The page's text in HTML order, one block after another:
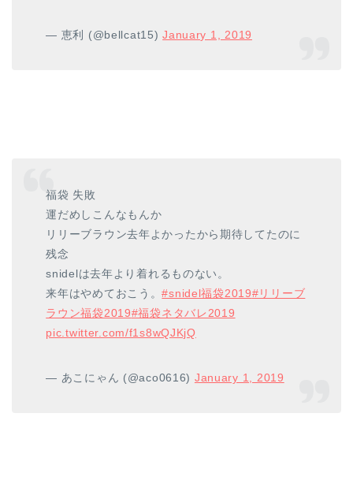
— 恵利 (@bellcat15)January 1, 2019
福袋 失敗
運だめしこんなもんか
リリーブラウン去年よかったから期待してたのに
残念
snidelは去年より着れるものない。
来年はやめておこう。#snidel福袋2019#リリーブ
ラウン福袋2019#福袋ネタバレ2019
pic.twitter.com/f1s8wQJKjQ
— あこにゃん (@aco0616) January 1, 2019